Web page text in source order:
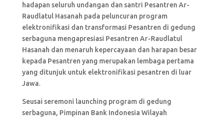
hadapan seluruh undangan dan santri Pesantren Ar-
Raudlatul Hasanah pada peluncuran program
elektronifikasi dan transformasi Pesantren di gedung
serbaguna mengapresiasi Pesantren Ar-Raudlatul
Hasanah dan menaruh kepercayaan dan harapan besar
kepada Pesantren yang merupakan lembaga pertama
yang ditunjuk untuk elektronifikasi pesantren di luar
Jawa.
Seusai seremoni launching program di gedung
serbaguna, Pimpinan Bank Indonesia Wilayah